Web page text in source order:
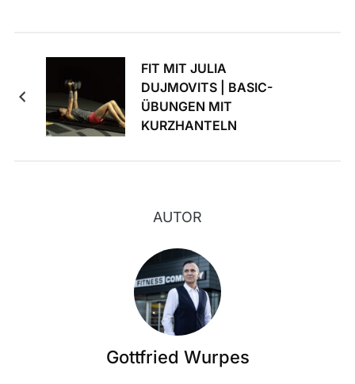
FIT MIT JULIA
DUJMOVITS | BASIC-
ÜBUNGEN MIT
KURZHANTELN
AUTOR
Gottfried Wurpes